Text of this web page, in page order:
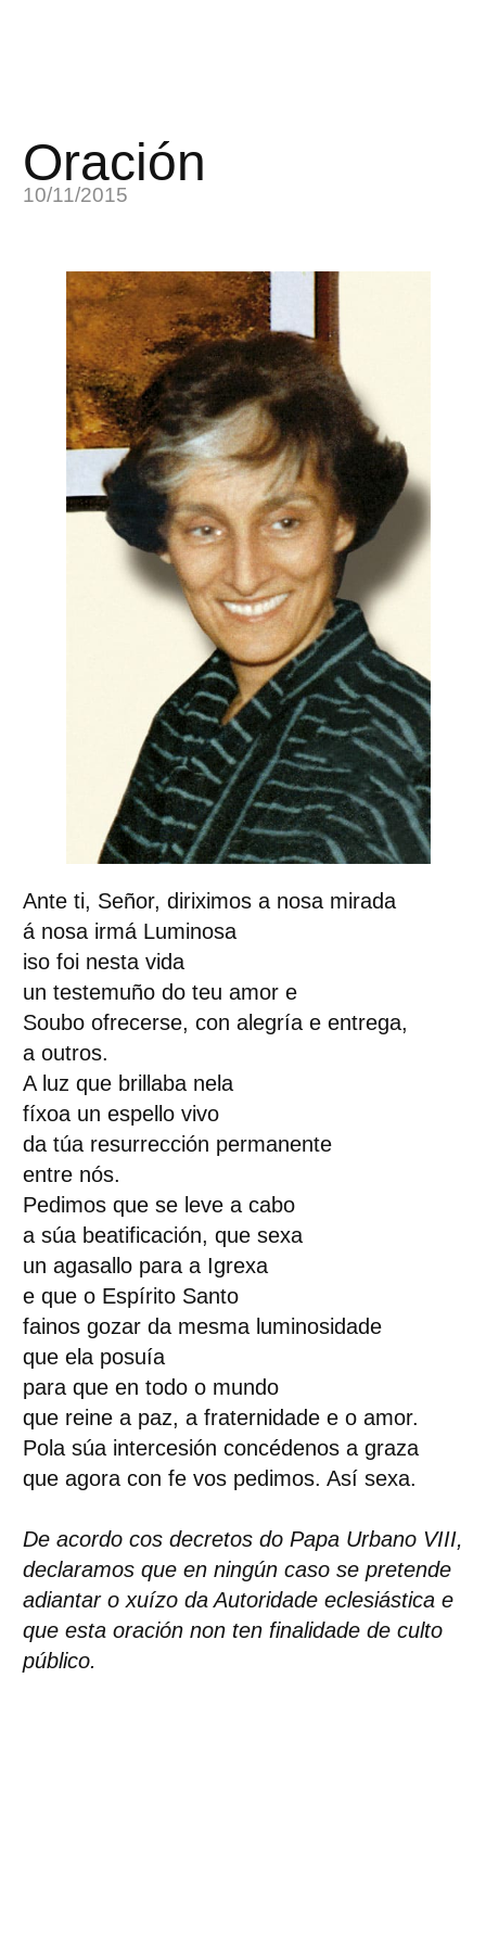
Oración
10/11/2015
Ante ti, Señor, diriximos a nosa mirada
á nosa irmá Luminosa
iso foi nesta vida
un testemuño do teu amor e
Soubo ofrecerse, con alegría e entrega,
a outros.
A luz que brillaba nela
fíxoa un espello vivo
da túa resurrección permanente
entre nós.
Pedimos que se leve a cabo
a súa beatificación, que sexa
un agasallo para a Igrexa
e que o Espírito Santo
fainos gozar da mesma luminosidade
que ela posuía
para que en todo o mundo
que reine a paz, a fraternidade e o amor.
Pola súa intercesión concédenos a graza
que agora con fe vos pedimos. Así sexa.
De acordo cos decretos do Papa Urbano VIII,
declaramos que en ningún caso se pretende
adiantar o xuízo da Autoridade eclesiástica e
que esta oración non ten finalidade de culto
público.